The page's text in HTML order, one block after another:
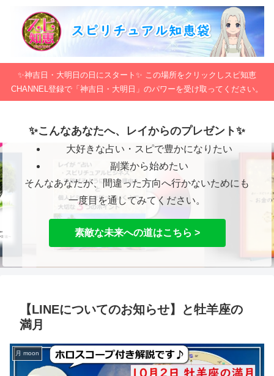
✨神吉日・大明日の日にスタート✨ この場所をクリックしスピ知恵
CHANNEL登録で「神吉日・大明日」のパワーを受け取ってください。
✨こんなあなたへ、レイからのプレゼント✨
大好きな占い・スピで豊かになりたい
副業から始めたい
そんなあなたが、間違った方向へ行かないためにも
一度目を通してみてください。
素敵な未来への道はこちら >
【LINEについてのお知らせ】と牡羊座の
満月
月 moon